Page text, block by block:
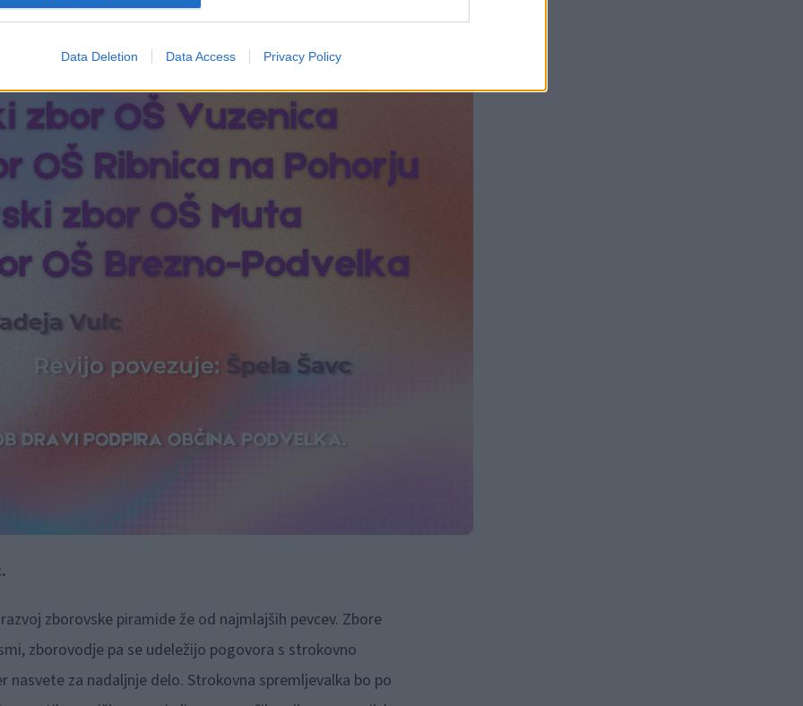
Data Deletion Data Access Privacy Policy
zborovske piramide že od najmlajših pevcev. Zbore
zborovodje pa se udeležijo pogovora s strokovno
nasvete za nadaljnje delo. Strokovna spremljevalka bo po